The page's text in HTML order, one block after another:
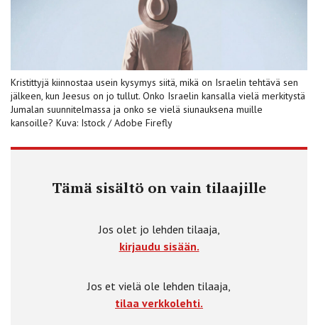
Kristittyjä kiinnostaa usein kysymys siitä, mikä on Israelin tehtävä sen
jälkeen, kun Jeesus on jo tullut. Onko Israelin kansalla vielä merkitystä
Jumalan suunnitelmassa ja onko se vielä siunauksena muille
kansoille? Kuva: Istock / Adobe Firefly
Tämä sisältö on vain tilaajille
Jos olet jo lehden tilaaja,
kirjaudu sisään.
Jos et vielä ole lehden tilaaja,
tilaa verkkolehti.